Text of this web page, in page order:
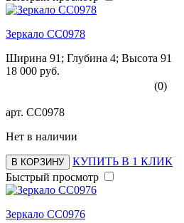
Зеркало СС0978
Ширина 91; Глубина 4; Высота 91
18 000 руб.
(0)
арт. СС0978
Нет в наличии
В КОРЗИНУ
КУПИТЬ В 1 КЛИК
Быстрый просмотр
Зеркало СС0976